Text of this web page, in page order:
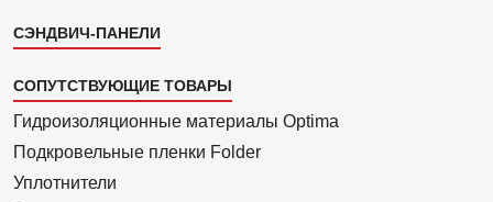
СЭНДВИЧ-ПАНЕЛИ
СОПУТСТВУЮЩИЕ ТОВАРЫ
Гидроизоля­ционные материалы Optima
Подкровель­ные пленки Folder
Уплотнители